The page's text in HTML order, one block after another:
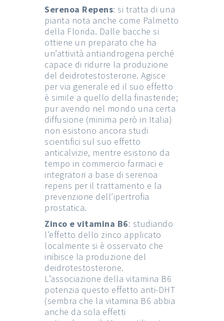
Serenoa Repens: si tratta di una
pianta nota anche come Palmetto
della Florida. Dalle bacche si
ottiene un preparato che ha
un’attività antiandrogena perché
capace di ridurre la produzione
del deidrotestosterone. Agisce
per via generale ed il suo effetto
è simile a quello della finasteride;
pur avendo nel mondo una certa
diffusione (minima però in Italia)
non esistono ancora studi
scientifici sul suo effetto
anticalvizie, mentre esistono da
tempo in commercio farmaci e
integratori a base di serenoa
repens per il trattamento e la
prevenzione dell’ipertrofia
prostatica.
Zinco e vitamina B6: studiando
l’effetto dello zinco applicato
localmente si è osservato che
inibisce la produzione del
deidrotestosterone.
L’associazione della vitamina B6
potenzia questo effetto anti-DHT
(sembra che la vitamina B6 abbia
anche da sola effetti